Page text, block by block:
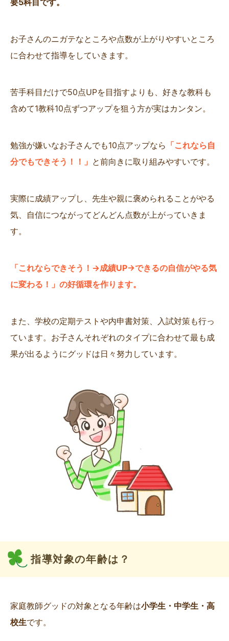
要5科目です。
お子さんのニガテなところや点数が上がりやすいところ
に合わせて指導をしていきます。
苦手科目だけで50点UPを目指すよりも、好きな教科も
含めて1教科10点ずつアップを狙う方が実はカンタン。
勉強が嫌いなお子さんでも10点アップなら 「これなら自
分でもできそう！！」 と前向きに取り組みやすいです。
実際に成績アップし、先生や親に褒められることがやる
気、自信につながってどんどん点数が上がっていきま
す。
「これならできそう！→成績UP→できるの自信がやる気
に変わる！」の好循環を作ります。
また、学校の定期テストや内申書対策、入試対策も行っ
ています。お子さんそれぞれのタイプに合わせて最も成
果が出るようにグッドは日々努力しています。
指導対象の年齢は？
家庭教師グッドの対象となる年齢は小学生・中学生・高
校生です。